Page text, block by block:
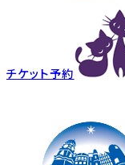
チケット予約